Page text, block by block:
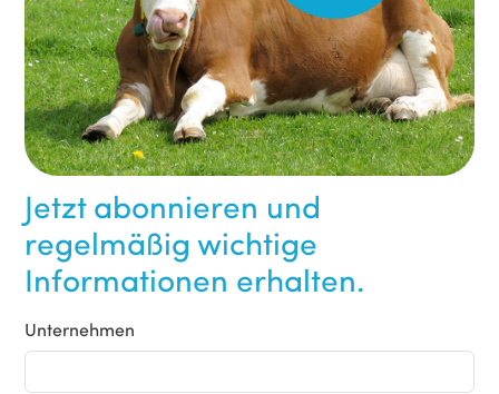
Jetzt abonnieren und
regelmäßig wichtige
Informationen erhalten.
Unternehmen